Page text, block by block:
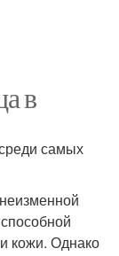
в
самых
кожи. Однако